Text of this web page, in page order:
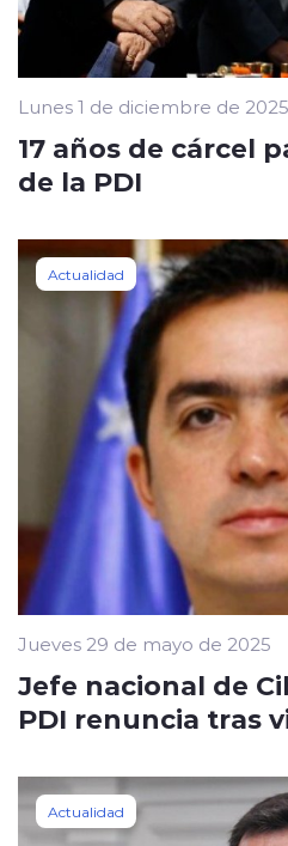
Lunes 1 de diciembre de 2025
17 años de cárcel
de la PDI
Actualidad
Jueves 29 de mayo de 2025
Jefe nacional de
PDI renuncia tras
Actualidad